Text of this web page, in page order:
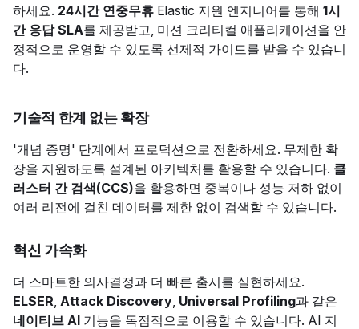
하세요. 24시간 연중무휴 Elastic 지원 엔지니어를 통해 1시
간 응답 SLA를 제공받고, 미션 크리티컬 애플리케이션을 안
정적으로 운영할 수 있도록 선제적 가이드를 받을 수 있습니
다.
기술적 한계 없는 확장
'개념 증명' 단계에서 프로덕션으로 전환하세요. 무제한 확
장을 지원하도록 설계된 아키텍처를 활용할 수 있습니다. 클
러스터 간 검색(CCS)을 활용하면 중복이나 성능 저하 없이
여러 리전에 걸친 데이터를 제한 없이 검색할 수 있습니다.
혁신 가속화
더 스마트한 의사결정과 더 빠른 출시를 실현하세요.
ELSER, Attack Discovery, Universal Profiling과 같은
네이티브 AI 기능을 독점적으로 이용할 수 있습니다. AI 지